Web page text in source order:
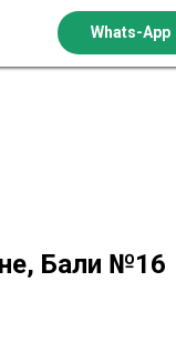
Whats-App
Бали №16